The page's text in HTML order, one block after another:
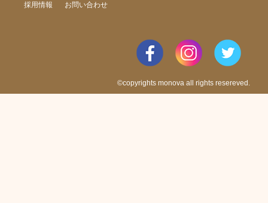
採用情報 お問い合わせ
©copyrights monova all rights resereved.